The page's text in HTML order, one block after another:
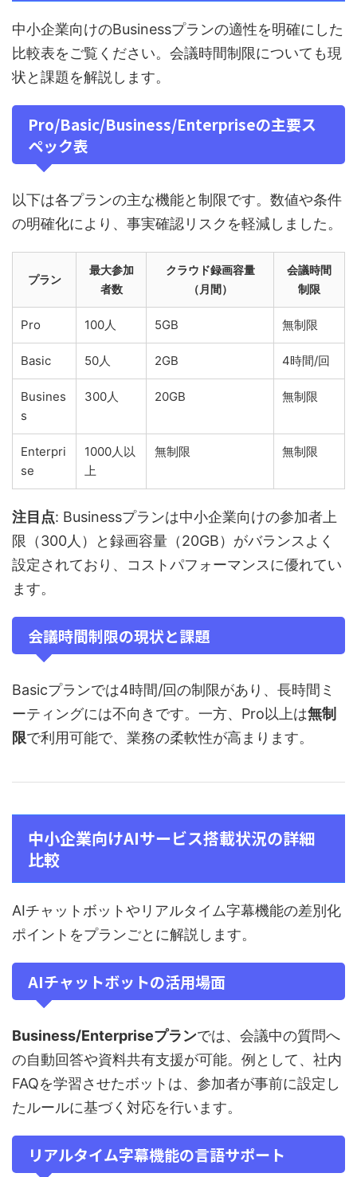
中小企業向けのBusinessプランの適性を明確にした
比較表をご覧ください。会議時間制限についても現
状と課題を解説します。
Pro/Basic/Business/Enterpriseの主要ス
ペック表
以下は各プランの主な機能と制限です。数値や条件
の明確化により、事実確認リスクを軽減しました。
プラン
最大参加
者数
クラウド録画容量
（月間）
会議時間
制限
Pro 100人 5GB 無制限
Basic 50人 2GB 4時間/回
Busines
s
300人 20GB 無制限
Enterpri
se
1000人以
上
無制限 無制限
注目点: Businessプランは中小企業向けの参加者上
限（300人）と録画容量（20GB）がバランスよく
設定されており、コストパフォーマンスに優れてい
ます。
会議時間制限の現状と課題
Basicプランでは4時間/回の制限があり、長時間ミ
ーティングには不向きです。一方、Pro以上は無制
限で利用可能で、業務の柔軟性が高まります。
中小企業向けAIサービス搭載状況の詳細
比較
AIチャットボットやリアルタイム字幕機能の差別化
ポイントをプランごとに解説します。
AIチャットボットの活用場面
Business/Enterpriseプランでは、会議中の質問へ
の自動回答や資料共有支援が可能。例として、社内
FAQを学習させたボットは、参加者が事前に設定し
たルールに基づく対応を行います。
リアルタイム字幕機能の言語サポート